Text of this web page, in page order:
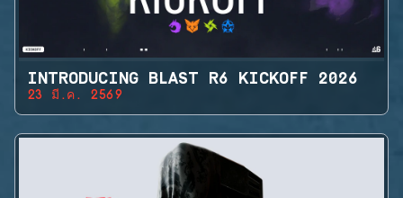
INTRODUCING BLAST R6 KICKOFF 2026
23 มี.ค. 2569